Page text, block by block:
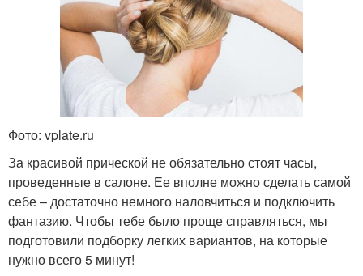
Фото: vplate.ru
За красивой прической не обязательно стоят часы,
проведенные в салоне. Ее вполне можно сделать самой
себе – достаточно немного наловчиться и подключить
фантазию. Чтобы тебе было проще справляться, мы
подготовили подборку легких вариантов, на которые
нужно всего 5 минут!